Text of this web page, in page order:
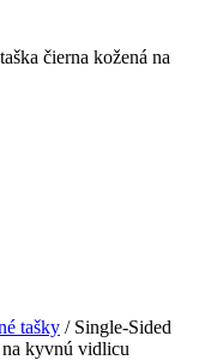
čierna kožená na
tašky / Single-Sided
na kyvnú vidlicu